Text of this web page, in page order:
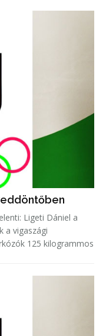
Ligeti Dániel a
a vigaszági
125 kilogrammos